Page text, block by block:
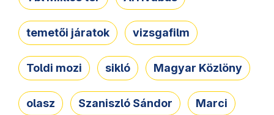
temetői járatok vizsgafilm
Toldi mozi sikló Magyar Közlöny
olasz Szaniszló Sándor Marci